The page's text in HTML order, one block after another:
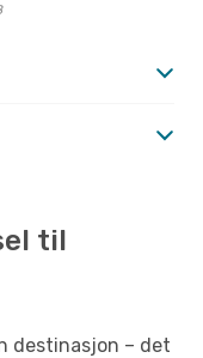
til
destinasjon – det